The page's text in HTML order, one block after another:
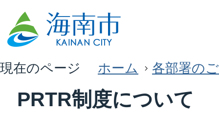
現在のページ ホーム 各部署の
PRTR制度について